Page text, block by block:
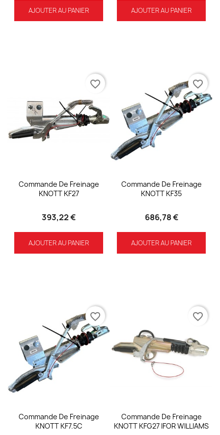
AJOUTER AU PANIER AJOUTER AU PANIER
Commande De Freinage
KNOTT KF27
393,22 €
AJOUTER AU PANIER
favorite_border
Commande De Freinage
KNOTT KF35
686,78 €
AJOUTER AU PANIER
favorite_border
Commande De Freinage
KNOTT KF7.5C
favorite_border
Commande De Freinage
KNOTT KFG27 IFOR WILLIAMS
favorite_border